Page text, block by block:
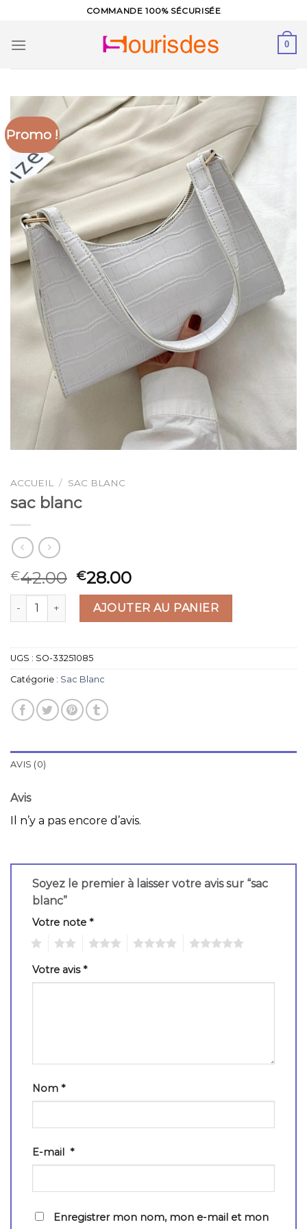
content
COMMANDE 100% SÉCURISÉE
0
Promo !
ACCUEIL / SAC BLANC
sac blanc
€42.00 €28.00
quantité de sac blancAJOUTER AU PANIER
UGS : SO-33251085
Catégorie : Sac Blanc
AVIS (0)
Avis
Il n’y a pas encore d’avis.
Soyez le premier à laisser votre avis sur “sac
blanc”
Votre note *
Votre avis*
Nom *
E-mail *
Enregistrer mon nom, mon e-mail et mon